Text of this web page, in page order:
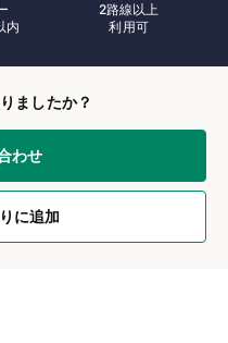
内
2路線以上
利用可
ましたか？
わせ
に追加